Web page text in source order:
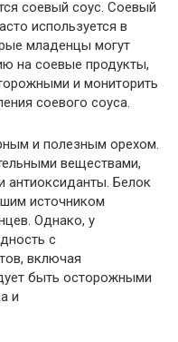
соевый соус. Соевый
используется в
младенцы могут
на соевые продукты,
и мониторить
соевого соуса.
и полезным орехом.
веществами,
антиоксиданты. Белок
источником
Однако, у
с
включая
быть осторожными
и